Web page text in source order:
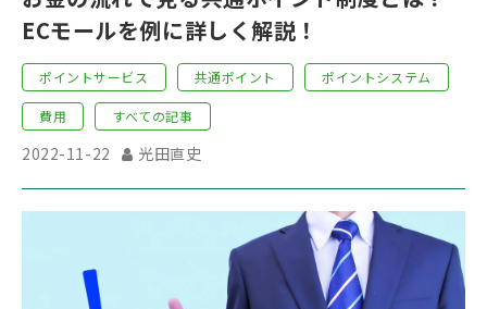
ECモールを例に詳しく解説！
ポイントサービス 共通ポイント ポイントシステム
費用 すべての記事
2022-11-22 光田直史